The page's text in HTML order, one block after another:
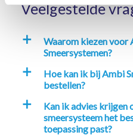
Veelgestelde
a
Waarom kiezen voor
Smeersystemen?
a
Hoe kan ik bij Ambi
bestellen?
a
Kan ik advies krijgen
smeersysteem het
toepassing past?